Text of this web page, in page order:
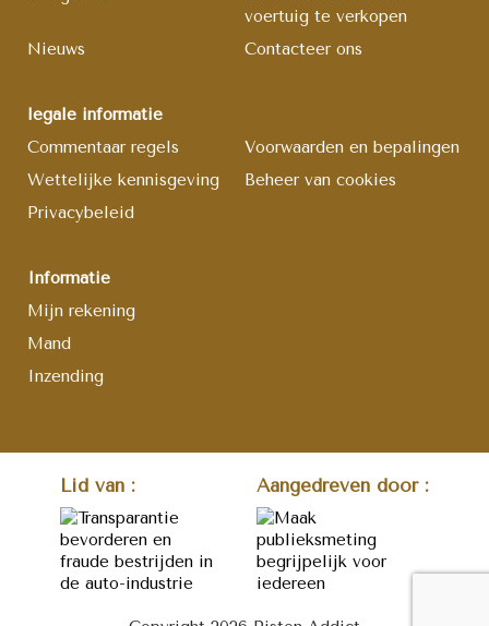
voertuig te verkopen
Nieuws
Contacteer ons
legale informatie
Commentaar regels
Voorwaarden en bepalingen
Wettelijke kennisgeving
Beheer van cookies
Privacybeleid
Informatie
Mijn rekening
Mand
Inzending
Lid van : Aangedreven door :